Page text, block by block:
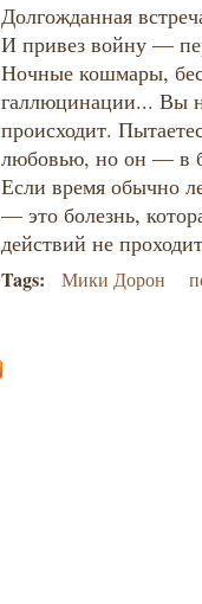
Долгожданная
И привез войну —
Ночные кошмары,
галлюцинации... Вы
происходит.
любовью, но он — в
Если время обычно
— это болезнь,
действий не проходит
Tags: Мики Дорон